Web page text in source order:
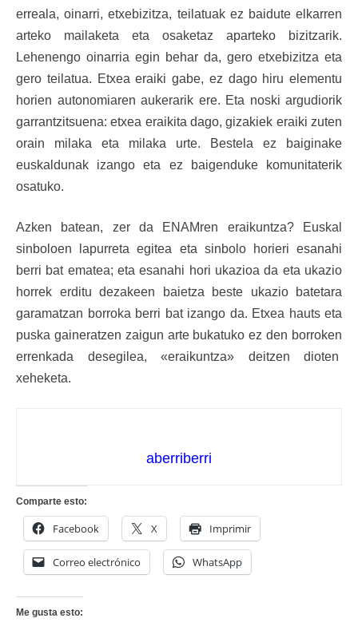
erreala, oinarri, etxebizitza, teilatuak ez baidute elkarren
arteko mailaketa eta osaketaz aparteko bizitzarik.
Lehenengo oinarria egin behar da, gero etxebizitza eta
gero teilatua. Etxea eraiki gabe, ez dago hiru elementu
horien autonomiaren aukerarik ere. Eta noski argudiorik
garrantzitsuena: etxea eraikita dago, gizakiek eraiki zuten
orain milaka eta milaka urte. Bestela ez baiginake
euskaldunak izango eta ez baigenduke komunitaterik
osatuko.
Azken batean, zer da ENAMren eraikuntza? Euskal
sinboloen lapurreta egitea eta sinbolo horieri esanahi
berri bat ematea; eta esanahi hori ukazioa da eta ukazio
horrek erditu dezakeen baietza beste ukazio batetara
garamatzan borroka berri bat izango da. Etxea hauts eta
puska gaineratzen zaigun arte bukatuko ez den borroken
errenkada desegilea, «eraikuntza» deitzen dioten
xeheketa.
aberriberri
Comparte esto:
Facebook X Imprimir
Correo electrónico WhatsApp
Me gusta esto: